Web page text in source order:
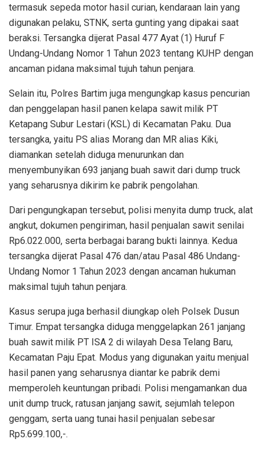
termasuk sepeda motor hasil curian, kendaraan lain yang
digunakan pelaku, STNK, serta gunting yang dipakai saat
beraksi. Tersangka dijerat Pasal 477 Ayat (1) Huruf F
Undang-Undang Nomor 1 Tahun 2023 tentang KUHP dengan
ancaman pidana maksimal tujuh tahun penjara.
Selain itu, Polres Bartim juga mengungkap kasus pencurian
dan penggelapan hasil panen kelapa sawit milik PT
Ketapang Subur Lestari (KSL) di Kecamatan Paku. Dua
tersangka, yaitu PS alias Morang dan MR alias Kiki,
diamankan setelah diduga menurunkan dan
menyembunyikan 693 janjang buah sawit dari dump truck
yang seharusnya dikirim ke pabrik pengolahan.
Dari pengungkapan tersebut, polisi menyita dump truck, alat
angkut, dokumen pengiriman, hasil penjualan sawit senilai
Rp6.022.000, serta berbagai barang bukti lainnya. Kedua
tersangka dijerat Pasal 476 dan/atau Pasal 486 Undang-
Undang Nomor 1 Tahun 2023 dengan ancaman hukuman
maksimal tujuh tahun penjara.
Kasus serupa juga berhasil diungkap oleh Polsek Dusun
Timur. Empat tersangka diduga menggelapkan 261 janjang
buah sawit milik PT ISA 2 di wilayah Desa Telang Baru,
Kecamatan Paju Epat. Modus yang digunakan yaitu menjual
hasil panen yang seharusnya diantar ke pabrik demi
memperoleh keuntungan pribadi. Polisi mengamankan dua
unit dump truck, ratusan janjang sawit, sejumlah telepon
genggam, serta uang tunai hasil penjualan sebesar
Rp5.699.100,-.